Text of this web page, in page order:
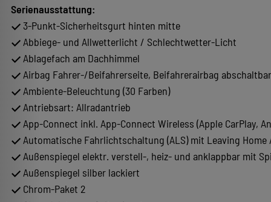
Serienausstattung:
3-Punkt-Sicherheitsgurt hinten mitte
Abbiege- und Allwetterlicht / Schlechtwetter-Licht
Ablagefach am Dachhimmel
Airbag Fahrer-/Beifahrerseite, Beifahrerairbag
Ambiente-Beleuchtung (30 Farben)
Antriebsart: Allradantrieb
App-Connect inkl. App-Connect Wireless (Apple CarPlay,
Automatische Fahrlichtschaltung (ALS) mit Leaving
Außenspiegel elektr. verstell-, heiz- und anklappbar mit
Außenspiegel silber lackiert
Chrom-Paket 2